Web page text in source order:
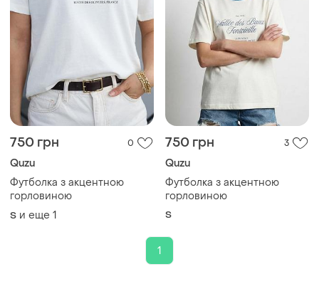
750 грн 0
Quzu
Футболка з акцентною
горловиною
S и еще 1
750 грн 3
Quzu
Футболка з акцентною
горловиною
S
1